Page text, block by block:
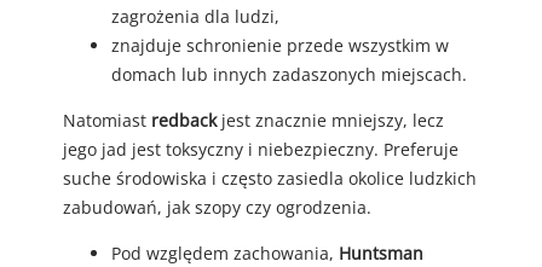
zagrożenia dla ludzi,
znajduje schronienie przede wszystkim w
domach lub innych zadaszonych miejscach.
Natomiast redbackjest znacznie mniejszy, lecz
jego jad jest toksyczny i niebezpieczny. Preferuje
suche środowiska i często zasiedla okolice ludzkich
zabudowań, jak szopy czy ogrodzenia.
Pod względem zachowania, Huntsman